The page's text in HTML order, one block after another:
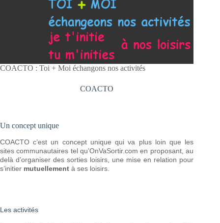
COACTO : Toi + Moi échangons nos activités
COACTO
Un concept unique
COACTO c’est un concept unique qui va plus loin que les
sites communautaires tel qu’OnVaSortir.com en proposant, au
delà d’organiser des sorties loisirs, une mise en relation pour
s’initier mutuellement à ses loisirs.
Les activités